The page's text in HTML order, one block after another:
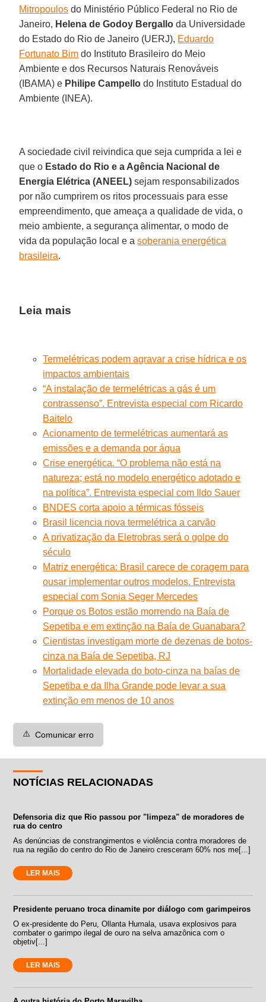
Mitropoulos do Ministério Público Federal no Rio de
Janeiro, Helena de Godoy Bergallo da Universidade
do Estado do Rio de Janeiro (UERJ), Eduardo
Fortunato Bim do Instituto Brasileiro do Meio
Ambiente e dos Recursos Naturais Renováveis
(IBAMA) e Philipe Campello do Instituto Estadual do
Ambiente (INEA).
A sociedade civil reivindica que seja cumprida a lei e
que o Estado do Rio e a Agência Nacional de
Energia Elétrica (ANEEL) sejam responsabilizados
por não cumprirem os ritos processuais para esse
empreendimento, que ameaça a qualidade de vida, o
meio ambiente, a segurança alimentar, o modo de
vida da população local e asoberania energética
brasileira.
Leia mais
Termelétricas podem agravar a crise hídrica e os
impactos ambientais
“A instalação de termelétricas a gás é um
contrassenso”. Entrevista especial com Ricardo
Baitelo
Acionamento de termelétricas aumentará as
emissões e a demanda por água
Crise energética. “O problema não está na
natureza; está no modelo energético adotado e
na política”. Entrevista especial com Ildo Sauer
BNDES corta apoio a térmicas fósseis
Brasil licencia nova termelétrica a carvão
A privatização da Eletrobras será o golpe do
século
Matriz energética: Brasil carece de coragem para
ousar implementar outros modelos. Entrevista
especial com Sonia Seger Mercedes
Porque os Botos estão morrendo na Baía de
Sepetiba e em extinção na Baía de Guanabara?
Cientistas investigam morte de dezenas de botos-
cinza na Baía de Sepetiba, RJ
Mortalidade elevada do boto-cinza na baías de
Sepetiba e da Ilha Grande pode levar a sua
extinção em menos de 10 anos
⚠️ Comunicar erro
NOTÍCIAS RELACIONADAS
Defensoria diz que Rio passou por "limpeza" de moradores de
rua do centro
As denúncias de constrangimentos e violência contra moradores de
rua na região do centro do Rio de Janeiro cresceram 60% nos me[...]
LER MAIS
Presidente peruano troca dinamite por diálogo com garimpeiros
O ex-presidente do Peru, Ollanta Humala, usava explosivos para
combater o garimpo ilegal de ouro na selva amazônica com o
objetiv[...]
LER MAIS